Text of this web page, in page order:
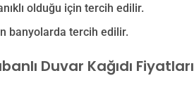
olduğu için tercih edilir.
banyolarda tercih edilir.
Duvar Kağıdı Fiyatları